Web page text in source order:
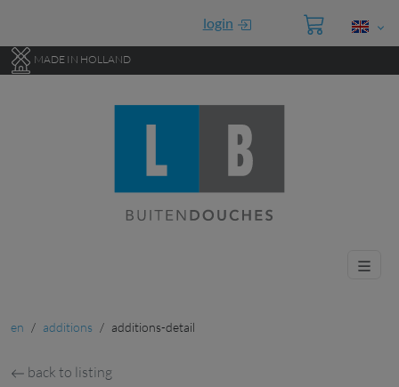
login
MADE IN HOLLAND
en additions additions-detail
back to listing